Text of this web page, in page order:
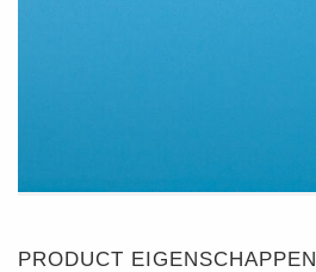
PRODUCT EIGENSCHAPPEN